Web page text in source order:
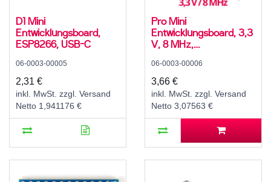
D1 Mini
Entwicklungsboard,
ESP8266, USB-C
06-0003-00005
2,31 €
inkl. MwSt. zzgl. Versand
Netto 1,941176 €
Pro Mini
Entwicklungsboard, 3,3
V, 8 MHz,
06-0003-00006
3,66 €
inkl. MwSt. zzgl. Versand
Netto 3,07563 €